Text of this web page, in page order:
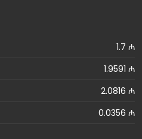
1.7 ₼
1.9591 ₼
2.0816 ₼
0.0356 ₼